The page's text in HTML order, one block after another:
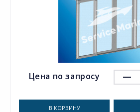
Цена по запросу
В КОРЗИНУ